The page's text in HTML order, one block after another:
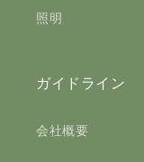
照明
ガイドライン
会社概要